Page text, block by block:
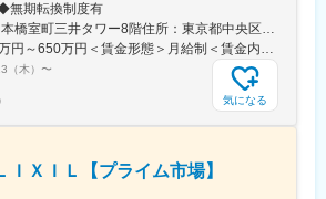
期転換制度有
＜勤務地詳細＞日本橋室町三井タワー8階住所：東京都中央区日本橋室町3-2-1 日本橋室町三井タワー8階受動喫煙対策：屋内全面禁煙変更の範囲：会社の定める事業所
＜予定年収＞550万円～650万円＜賃金形態＞月給制＜賃金内訳＞月額（基本給）：343,750円～406,250円＜月給＞343,750円～406,250円＜昇給有無＞無＜残業手当＞有＜給与補足＞※ご経験などを総合的に考慮致します。同社規定に基づき処遇します。昇給なし・賞与あり。（社内登用試験に合格し、無期社員となれば昇給あり。）※残業手当：年収600万円以上の場合は専門手当（20時間相当）あり。賃金はあくまでも目安の金額であり、選考を通じて上下する可能性があります。月給(月額)は固定手当を含めた表記です。
（木） 〜
気になる
ＩＸＩＬ【プライム市場】